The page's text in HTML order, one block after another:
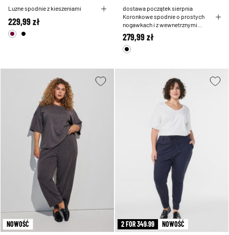
Luzne spodnie z kieszeniami
229,99 zł
dostawa początek sierpnia
Koronkowe spodnie o prostych
nogawkach i z wewnetrznymi
szortami
279,99 zł
NOWOŚĆ 2 FOR 349.99 NOWOŚĆ